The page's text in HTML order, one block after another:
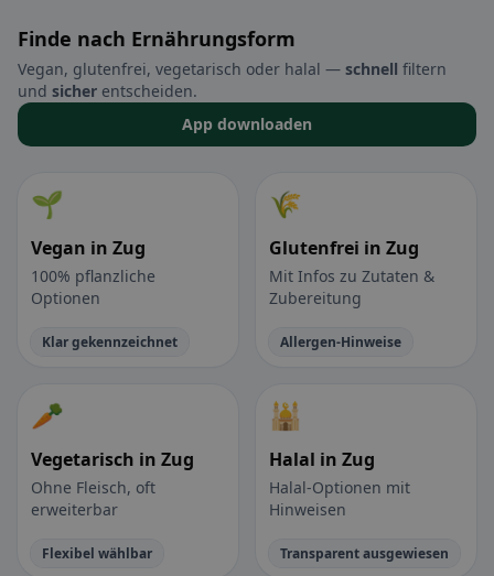
Finde nach Ernährungsform
Vegan, glutenfrei, vegetarisch oder halal — schnell filtern
und sicher entscheiden.
App downloaden
🌱
Vegan in Zug
100% pflanzliche
Optionen
Klar gekennzeichnet
🌾
Glutenfrei in Zug
Mit Infos zu Zutaten &
Zubereitung
Allergen-Hinweise
🥕
Vegetarisch in Zug
Ohne Fleisch, oft
erweiterbar
Flexibel wählbar
🕌
Halal in Zug
Halal-Optionen mit
Hinweisen
Transparent ausgewiesen